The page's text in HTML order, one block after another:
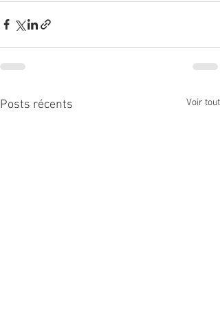
Posts récents Voir tout